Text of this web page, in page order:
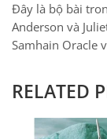
Đây là bộ bài
Anderson và
Samhain Oracle
RELATED